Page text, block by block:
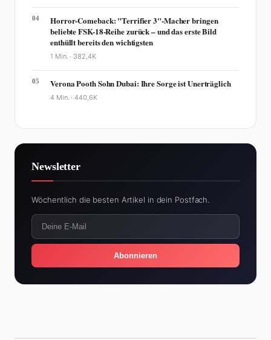
04
Horror-Comeback: "Terrifier 3"-Macher bringen
beliebte FSK-18-Reihe zurück – und das erste Bild
enthüllt bereits den wichtigsten
1 Min. · 382,4K
05 Verona Pooth Sohn Dubai: Ihre Sorge ist Unerträglich
4 Min. ·440,6K
Newsletter
Wöchentlich die besten Artikel in dein Postfach.
Abonnieren